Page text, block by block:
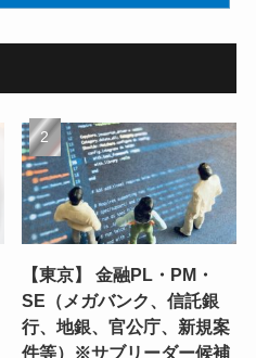
【東京】 金融PL・PM・
SE（メガバンク、信託銀
行、地銀、官公庁、新規案
件等）※サブリーダー候補